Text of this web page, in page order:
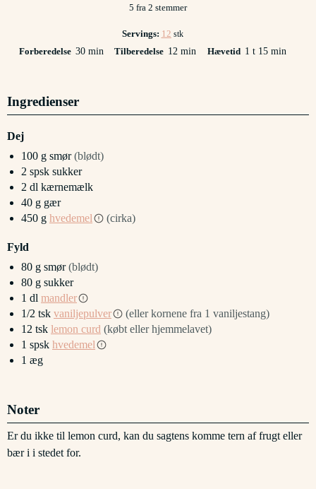
5 fra 2 stemmer
Servings: 12 stk
Forberedelse 30minutter
min Tilberedelse 12 minutter
min Hævetid 1 time
t 15minutter
min
Ingredienser
Dej
100 g smør (blødt)
2 spsk sukker
2 dl kærnemælk
40 g gær
450 g hvedemel (cirka)
Fyld
80 g smør (blødt)
80 g sukker
1 dl mandler
1/2 tsk vaniljepulver
(eller kornene fra 1 vaniljestang)
12 tsk lemon curd (købt eller hjemmelavet)
1 spsk hvedemel
1 æg
Noter
Er du ikke til lemon curd, kan du sagtens komme tern af frugt eller
bær i i stedet for.